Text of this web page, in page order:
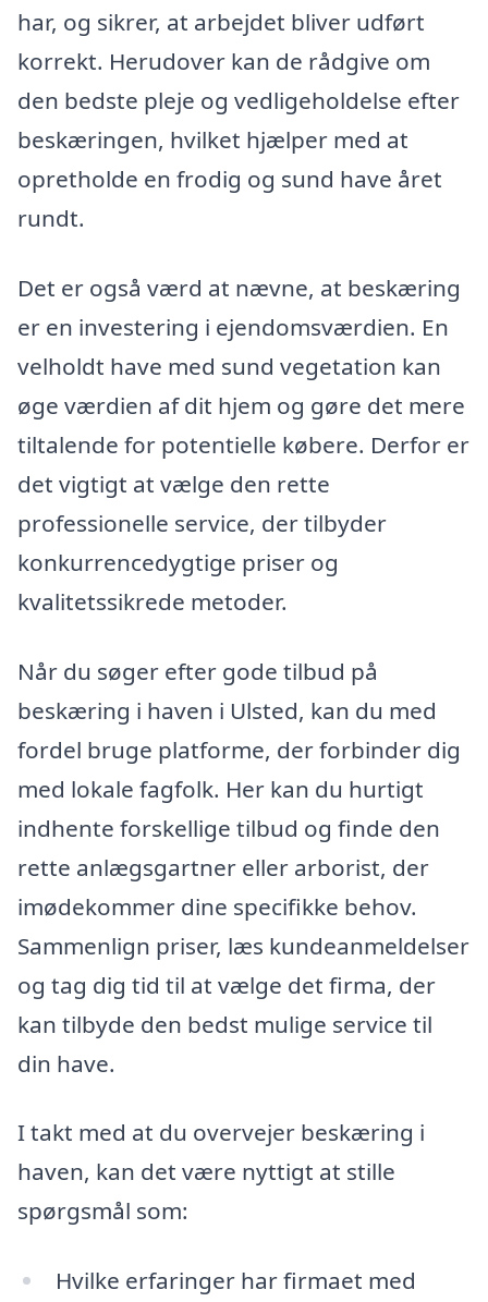
har, og sikrer, at arbejdet bliver udført
korrekt. Herudover kan de rådgive om
den bedste pleje og vedligeholdelse efter
beskæringen, hvilket hjælper med at
opretholde en frodig og sund have året
rundt.
Det er også værd at nævne, at beskæring
er en investering i ejendomsværdien. En
velholdt have med sund vegetation kan
øge værdien af dit hjem og gøre det mere
tiltalende for potentielle købere. Derfor er
det vigtigt at vælge den rette
professionelle service, der tilbyder
konkurrencedygtige priser og
kvalitetssikrede metoder.
Når du søger efter gode tilbud på
beskæring i haven i Ulsted, kan du med
fordel bruge platforme, der forbinder dig
med lokale fagfolk. Her kan du hurtigt
indhente forskellige tilbud og finde den
rette anlægsgartner eller arborist, der
imødekommer dine specifikke behov.
Sammenlign priser, læs kundeanmeldelser
og tag dig tid til at vælge det firma, der
kan tilbyde den bedst mulige service til
din have.
I takt med at du overvejer beskæring i
haven, kan det være nyttigt at stille
spørgsmål som:
Hvilke erfaringer har firmaet med